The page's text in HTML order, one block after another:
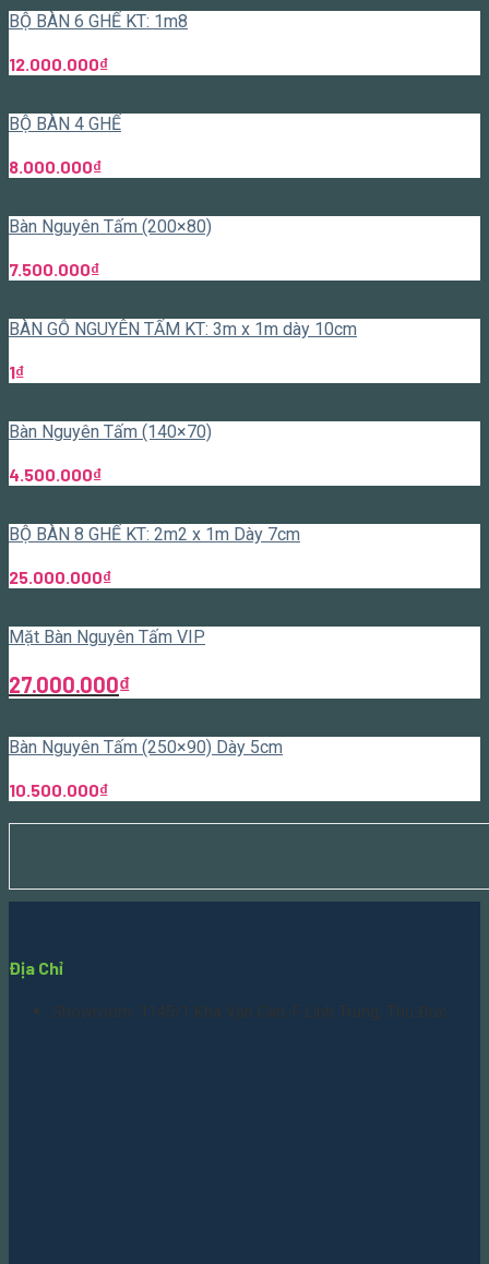
BỘ BÀN 6 GHẾ KT: 1m8
12.000.000₫
BỘ BÀN 4 GHẾ
8.000.000₫
Bàn Nguyên Tấm (200×80)
7.500.000₫
BÀN GỖ NGUYÊN TẤM KT: 3m x 1m dày 10cm
1₫
Bàn Nguyên Tấm (140×70)
4.500.000₫
BỘ BÀN 8 GHẾ KT: 2m2 x 1m Dày 7cm
25.000.000₫
Mặt Bàn Nguyên Tấm VIP
27.000.000₫
Bàn Nguyên Tấm (250×90) Dày 5cm
10.500.000₫
Địa Chỉ
Showroom: 1145/1 Kha Vạn Cân, F. Linh Trung, Thủ Đức